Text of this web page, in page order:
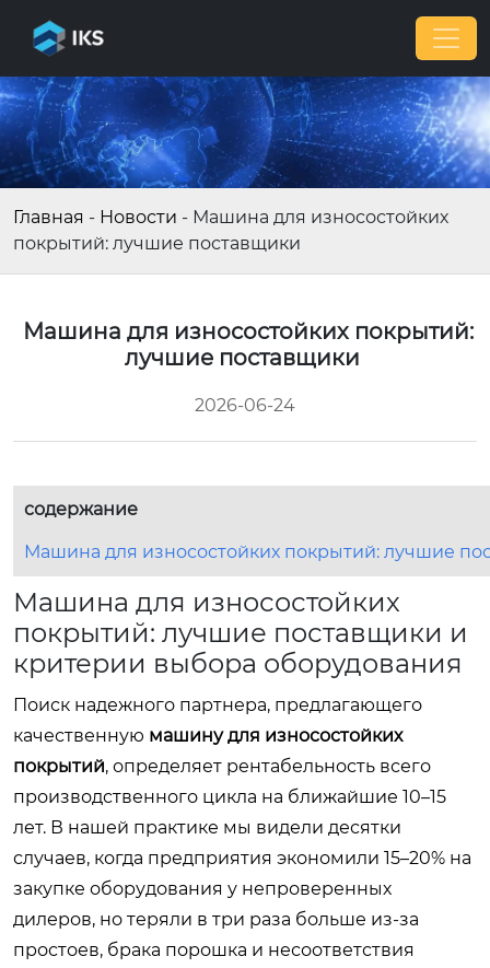
Главная - Новости - Машина для износостойких
покрытий: лучшие поставщики
Машина для износостойких покрытий:
лучшие поставщики
2026-06-24
содержание
Машина для износостойких покрытий: лучшие
Машина для износостойких
покрытий: лучшие поставщики и
критерии выбора оборудования
Поиск надежного партнера, предлагающего
качественную машину для износостойких
покрытий, определяет рентабельность всего
производственного цикла на ближайшие 10–15
лет. В нашей практике мы видели десятки
случаев, когда предприятия экономили 15–20% на
закупке оборудования у непроверенных
дилеров, но теряли в три раза больше из-за
простоев, брака порошка и несоответствия